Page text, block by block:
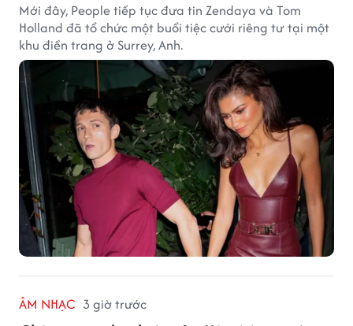
Mới đây, People tiếp tục đưa tin Zendaya và Tom
Holland đã tổ chức một buổi tiệc cưới riêng tư tại một
khu điền trang ở Surrey, Anh.
ÂM NHẠC 3 giờ trước